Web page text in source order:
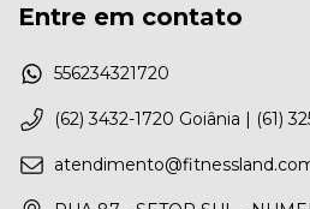
Entre em contato
556234321720
(62) 3432-1720 Goiânia | (61)